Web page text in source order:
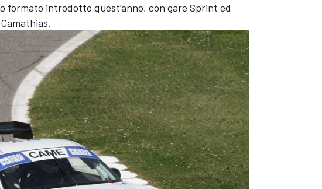
formato introdotto quest’anno, con gare Sprint ed